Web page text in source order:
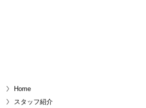
Home
スタッフ紹介